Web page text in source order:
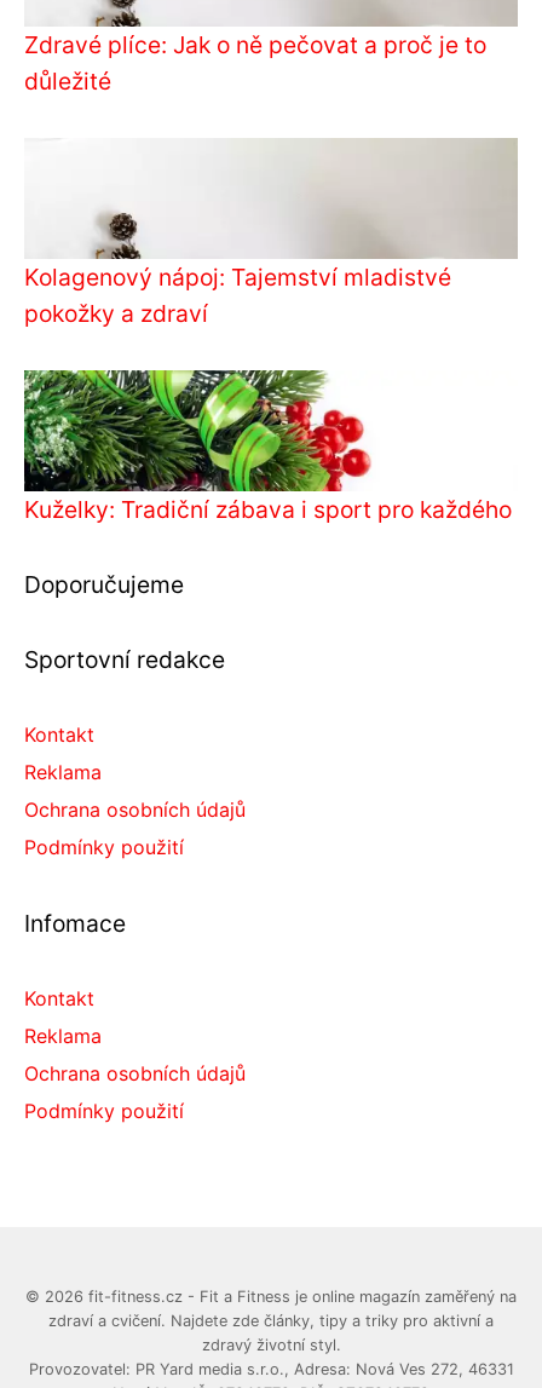
Zdravé plíce: Jak o ně pečovat a proč je to
důležité
Kolagenový nápoj: Tajemství mladistvé
pokožky a zdraví
Kuželky: Tradiční zábava i sport pro každého
Doporučujeme
Sportovní redakce
Kontakt
Reklama
Ochrana osobních údajů
Podmínky použití
Infomace
Kontakt
Reklama
Ochrana osobních údajů
Podmínky použití
© 2026 fit-fitness.cz - Fit a Fitness je online magazín zaměřený na
zdraví a cvičení. Najdete zde články, tipy a triky pro aktivní a
zdravý životní styl.
Provozovatel: PR Yard media s.r.o., Adresa: Nová Ves 272, 46331